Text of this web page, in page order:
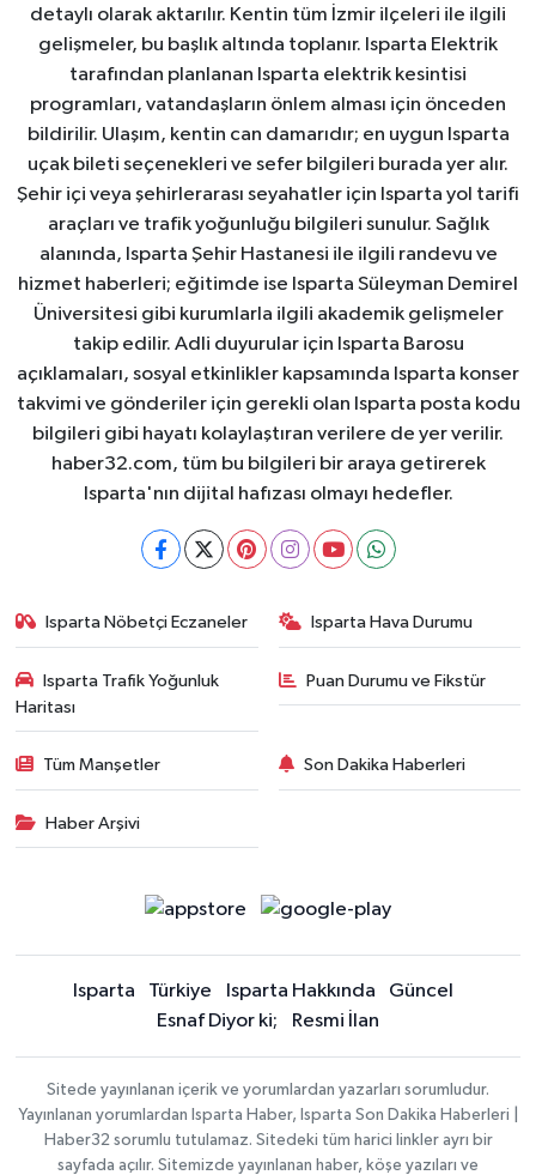
detaylı olarak aktarılır. Kentin tüm İzmir ilçeleri ile ilgili
gelişmeler, bu başlık altında toplanır. Isparta Elektrik
tarafından planlanan Isparta elektrik kesintisi
programları, vatandaşların önlem alması için önceden
bildirilir. Ulaşım, kentin can damarıdır; en uygun Isparta
uçak bileti seçenekleri ve sefer bilgileri burada yer alır.
Şehir içi veya şehirlerarası seyahatler için Isparta yol tarifi
araçları ve trafik yoğunluğu bilgileri sunulur. Sağlık
alanında, Isparta Şehir Hastanesi ile ilgili randevu ve
hizmet haberleri; eğitimde ise Isparta Süleyman Demirel
Üniversitesi gibi kurumlarla ilgili akademik gelişmeler
takip edilir. Adli duyurular için Isparta Barosu
açıklamaları, sosyal etkinlikler kapsamında Isparta konser
takvimi ve gönderiler için gerekli olan Isparta posta kodu
bilgileri gibi hayatı kolaylaştıran verilere de yer verilir.
haber32.com, tüm bu bilgileri bir araya getirerek
Isparta'nın dijital hafızası olmayı hedefler.
Isparta Nöbetçi Eczaneler Isparta Hava Durumu
Isparta Trafik Yoğunluk
Haritası
Puan Durumu ve Fikstür
Tüm Manşetler Son Dakika Haberleri
Haber Arşivi
Isparta Türkiye Isparta Hakkında
Güncel
Esnaf Diyor ki;
Resmi İlan
Sitede yayınlanan içerik ve yorumlardan yazarları sorumludur.
Yayınlanan yorumlardan Isparta Haber, Isparta Son Dakika Haberleri |
Haber32 sorumlu tutulamaz. Sitedeki tüm harici linkler ayrı bir
sayfada açılır. Sitemizde yayınlanan haber, köşe yazıları ve